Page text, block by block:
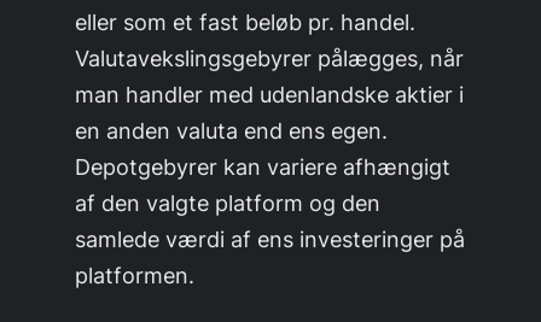
eller som et fast beløb pr. handel.
Valutavekslingsgebyrer pålægges, når
man handler med udenlandske aktier i
en anden valuta end ens egen.
Depotgebyrer kan variere afhængigt
af den valgte platform og den
samlede værdi af ens investeringer på
platformen.